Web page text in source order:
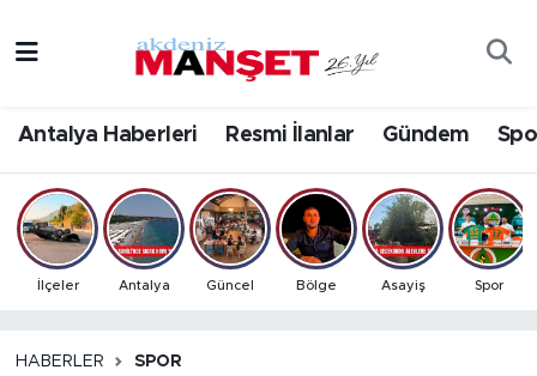
Antalya Haberleri Resmi İlanlar Gündem
İlçeler Antalya Güncel Bölge Asayiş Spor
HABERLER SPOR
Bilim & Teknoloji
Eğitim
Ekonomi
Antalya Hava Durumu
Antalya Namaz Vakitleri
Antalya Trafik Yoğunluk Haritası